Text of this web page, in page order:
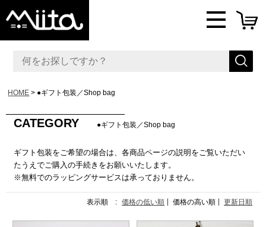
HOME ●ギフト包装／Shop bag
CATEGORY ●ギフト包装／Shop bag
ギフト包装をご希望の場合は、各商品ページの説明をご覧いただい
たうえでご購入の手続きをお願いいたします。
※無料でのラッピングサービスは承っておりません。
表示順 : 価格の低い順 価格の高い順 更新日順